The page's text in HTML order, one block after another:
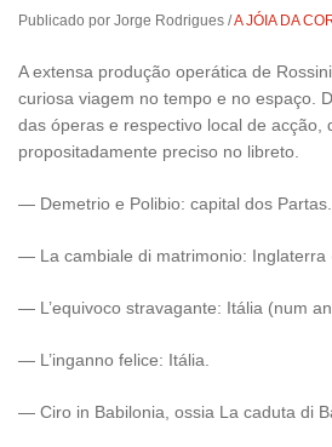
Publicado por Jorge Rodrigues /A JÓIA DA
A extensa produção operática de
curiosa viagem no tempo e no espaço.
das óperas e respectivo local de acção,
propositadamente preciso no libreto.
— Demetrio e Polibio: capital dos Partas.
— La cambiale di matrimonio: Inglaterra
— L’equivoco stravagante: Itália (num
— L’inganno felice: Itália.
— Ciro in Babilonia, ossia La caduta di